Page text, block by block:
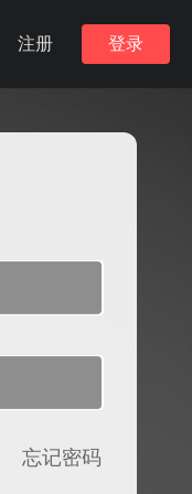
注册 登录
忘记密码